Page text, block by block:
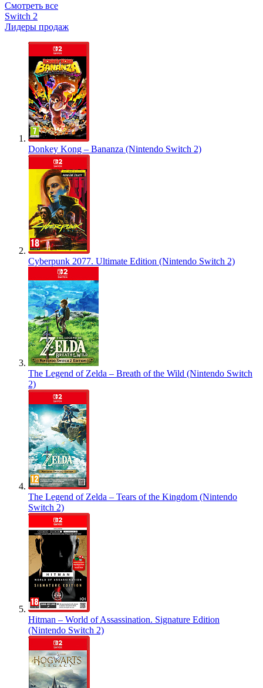
Смотреть все
Switch 2
Лидеры продаж
Donkey Kong – Bananza (Nintendo Switch 2)
Cyberpunk 2077. Ultimate Edition (Nintendo Switch 2)
The Legend of Zelda – Breath of the Wild (Nintendo Switch
2)
The Legend of Zelda – Tears of the Kingdom (Nintendo
Switch 2)
Hitman – World of Assassination. Signature Edition
(Nintendo Switch 2)